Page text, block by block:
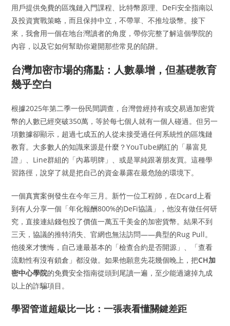
用戶提供免費的區塊鏈入門課程、比特幣原理、DeFi安全指南以
及投資實戰策略，而且保持中立，不帶單、不推垃圾幣。接下
來，我會用一個在地台灣讀者的角度，帶你完整了解這個學院的
內容，以及它如何幫助你避開那些常見的陷阱。
台灣加密市場的痛點：人數暴增，但基礎教育
幾乎空白
根據2025年第二季一份民間調查，台灣曾經持有或交易過加密貨
幣的人數已經突破350萬，等於每七個人就有一個人碰過。但另一
項數據卻顯示，超過七成五的人從未接受過任何系統性的區塊鏈
教育。大多數人的知識來源是什麼？YouTube網紅的「暴富見
證」、Line群組的「內幕明牌」、或是單純跟著朋友買。這種學
習路徑，說穿了就是把自己的資金暴露在最危險的環境下。
一個真實案例發生在今年三月。新竹一位工程師，在Dcard上看
到有人分享一個「年化報酬800%的DeFi協議」，他沒有做任何研
究，直接連結錢包投了價值一萬五千美金的加密貨幣。結果不到
三天，協議的推特消失、官網也無法訪問——典型的Rug Pull。
他後來才懊悔，自己連最基本的「檢查合約是否開源」、「查看
流動性有沒有鎖倉」都沒做。如果他願意先花幾個晚上，把CH加
密中心學院的免費安全指南從頭到尾讀一遍，至少能過濾掉九成
以上的詐騙項目。
學習管道超級比一比：一張表看懂關鍵差距